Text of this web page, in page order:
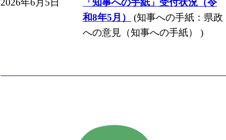
2026年6月5日
「知事への手紙」受付状況（令
和8年5月）
(知事への手紙：県政
への意見（知事への手紙） )